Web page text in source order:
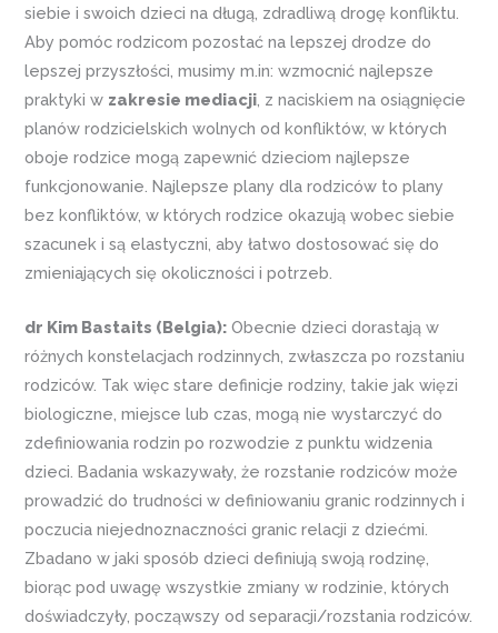
siebie i swoich dzieci na długą, zdradliwą drogę konfliktu.
Aby pomóc rodzicom pozostać na lepszej drodze do
lepszej przyszłości, musimy m.in: wzmocnić najlepsze
praktyki w zakresie mediacji , z naciskiem na osiągnięcie
planów rodzicielskich wolnych od konfliktów, w których
oboje rodzice mogą zapewnić dzieciom najlepsze
funkcjonowanie. Najlepsze plany dla rodziców to plany
bez konfliktów, w których rodzice okazują wobec siebie
szacunek i są elastyczni, aby łatwo dostosować się do
zmieniających się okoliczności i potrzeb.
dr Kim Bastaits (Belgia): Obecnie dzieci dorastają w
różnych konstelacjach rodzinnych, zwłaszcza po rozstaniu
rodziców. Tak więc stare definicje rodziny, takie jak więzi
biologiczne, miejsce lub czas, mogą nie wystarczyć do
zdefiniowania rodzin po rozwodzie z punktu widzenia
dzieci. Badania wskazywały, że rozstanie rodziców może
prowadzić do trudności w definiowaniu granic rodzinnych i
poczucia niejednoznaczności granic relacji z dziećmi.
Zbadano w jaki sposób dzieci definiują swoją rodzinę,
biorąc pod uwagę wszystkie zmiany w rodzinie, których
doświadczyły, począwszy od separacji/rozstania rodziców.